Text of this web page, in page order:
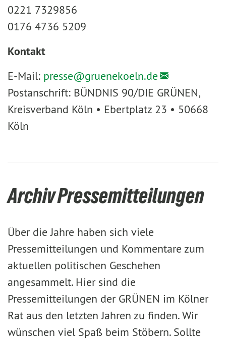
0221 7329856
0176 4736 5209
Kontakt
E-Mail: presse@gruenekoeln.de
Postanschrift: BÜNDNIS 90/DIE GRÜNEN,
Kreisverband Köln • Ebertplatz 23 • 50668
Köln
Archiv Pressemitteilungen
Über die Jahre haben sich viele
Pressemitteilungen und Kommentare zum
aktuellen politischen Geschehen
angesammelt. Hier sind die
Pressemitteilungen der GRÜNEN im Kölner
Rat aus den letzten Jahren zu finden. Wir
wünschen viel Spaß beim Stöbern. Sollte